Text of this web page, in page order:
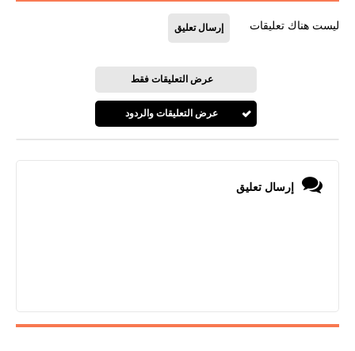
ليست هناك تعليقات إرسال تعليق
عرض التعليقات فقط
عرض التعليقات والردود
إرسال تعليق